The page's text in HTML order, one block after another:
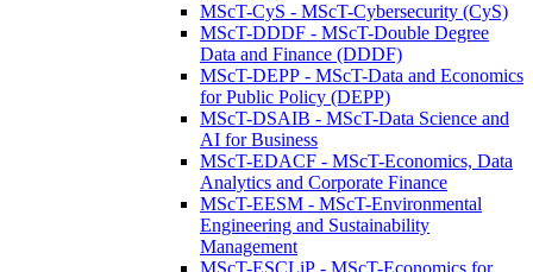
MScT-CyS - MScT-Cybersecurity (CyS)
MScT-DDDF - MScT-Double Degree
Data and Finance (DDDF)
MScT-DEPP - MScT-Data and Economics
for Public Policy (DEPP)
MScT-DSAIB - MScT-Data Science and
AI for Business
MScT-EDACF - MScT-Economics, Data
Analytics and Corporate Finance
MScT-EESM - MScT-Environmental
Engineering and Sustainability
Management
MScT-ESCLiP - MScT-Economics for